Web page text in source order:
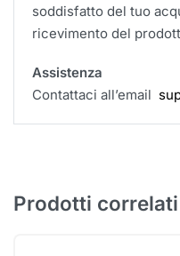
soddisfatto del tuo
ricevimento del
Assistenza
Contattaci all’email
Prodotti correlati